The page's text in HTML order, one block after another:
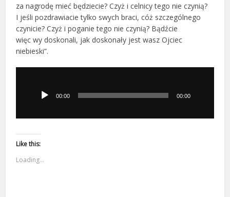
za nagrodę mieć będziecie? Czyż i celnicy tego nie czynią?
I jeśli pozdrawiacie tylko swych braci, cóż szczególnego
czynicie? Czyż i poganie tego nie czynią? Bądźcie
więc wy doskonali, jak doskonały jest wasz Ojciec
niebieski”.
dźwiękowych00:00 00:00
Like this:
Loading...